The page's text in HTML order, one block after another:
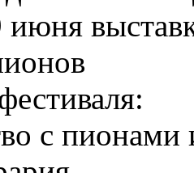
июня
с пионами